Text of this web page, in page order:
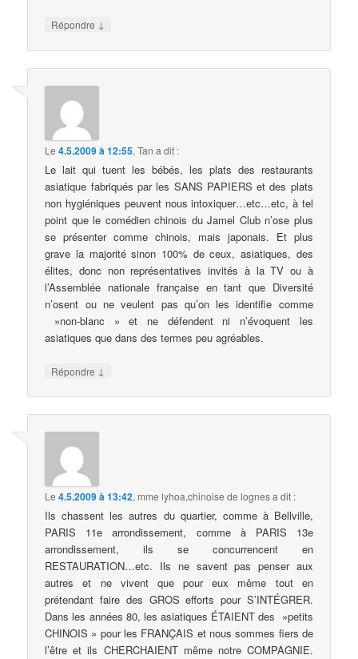
Répondre ↓
Le4.5.2009 à 12:55,Tan a dit :
Le lait qui tuent les bébés, les plats des restaurants
asiatique fabriqués par les SANS PAPIERS et des plats
non hygiéniques peuvent nous intoxiquer…etc…etc, à tel
point que le comédien chinois du Jamel Club n’ose plus
se présenter comme chinois, mais japonais. Et plus
grave la majorité sinon 100% de ceux, asiatiques, des
élites, donc non représentatives invités à la TV ou à
l’Assemblée nationale française en tant que Diversité
n’osent ou ne veulent pas qu’on les identifie comme
»non-blanc » et ne défendent ni n’évoquent les
asiatiques que dans des termes peu agréables.
Répondre ↓
Le4.5.2009 à 13:42, mme lyhoa,chinoise de lognesa dit :
Ils chassent les autres du quartier, comme à Bellville,
PARIS 11e arrondissement, comme à PARIS 13e
arrondissement, ils se concurrencent en
RESTAURATION…etc. Ils ne savent pas penser aux
autres et ne vivent que pour eux même tout en
prétendant faire des GROS efforts pour S’INTÉGRER.
Dans les années 80, les asiatiques ÉTAIENT des »petits
CHINOIS » pour les FRANÇAIS et nous sommes fiers de
l’être et ils CHERCHAIENT même notre COMPAGNIE.